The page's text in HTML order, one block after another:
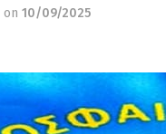
on 10/09/2025